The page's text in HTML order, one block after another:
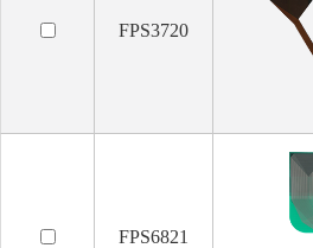
FPS3720
FPS6821